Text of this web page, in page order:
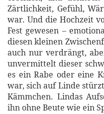
Zärtlichkeit, Gefühl,
war. Und die Hochzeit
Fest gewesen –
diesen kleinen
auch nur verdrängt,
unvermittelt dieser
es ein Rabe oder eine
war, sich auf Linde
Kämmchen. Lindas
ihn ohne Beute wie ein